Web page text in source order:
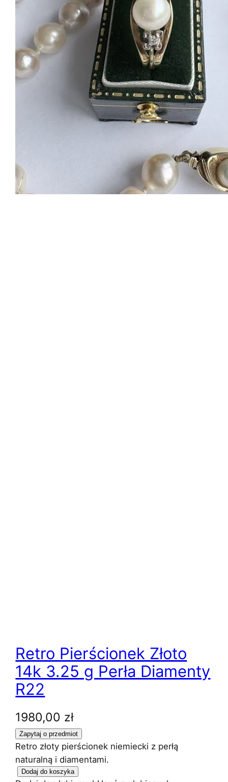
Retro Pierścionek Złoto
14k 3.25 g Perła Diamenty
R22
1980,00 zł
Retro złoty pierścionek niemiecki z perłą
naturalną i diamentami.
Dodaj do koszyka